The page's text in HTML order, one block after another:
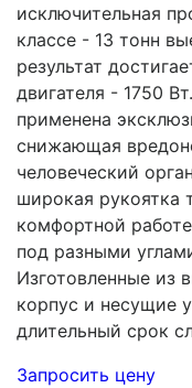
исключительная
классе - 13 тонн
результат
двигателя - 1750
применена
снижающая
человеческий
широкая рукоятка
комфортной
под разными
Изготовленные из
корпус и несущие
длительный срок
Запросить цену